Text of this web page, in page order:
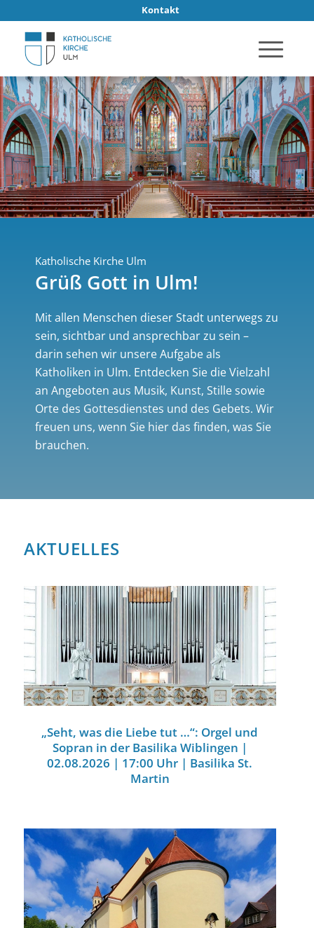
Kontakt
Katholische Kirche Ulm
Grüß Gott in Ulm!
Mit allen Menschen dieser Stadt unterwegs zu
sein, sichtbar und ansprechbar zu sein –
darin sehen wir unsere Aufgabe als
Katholiken in Ulm. Entdecken Sie die Vielzahl
an Angeboten aus Musik, Kunst, Stille sowie
Orte des Gottesdienstes und des Gebets. Wir
freuen uns, wenn Sie hier das finden, was Sie
brauchen.
AKTUELLES
„Seht, was die Liebe tut …“: Orgel und
Sopran in der Basilika Wiblingen |
02.08.2026 | 17:00 Uhr | Basilika St.
Martin